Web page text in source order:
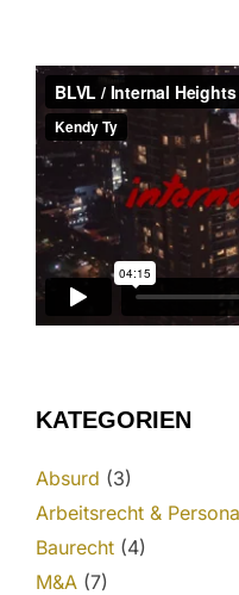
KATEGORIEN
Absurd (3)
Arbeitsrecht &
Baurecht (4)
M&A (7)